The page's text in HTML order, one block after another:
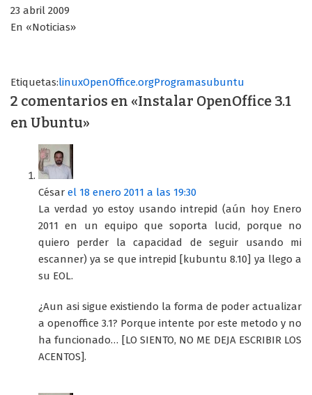
23 abril 2009
En «Noticias»
Etiquetas:linuxOpenOffice.orgProgramasubuntu
2 comentarios en «Instalar OpenOffice 3.1
en Ubuntu»
César el 18 enero 2011 a las 19:30
La verdad yo estoy usando intrepid (aún hoy Enero
2011 en un equipo que soporta lucid, porque no
quiero perder la capacidad de seguir usando mi
escanner) ya se que intrepid [kubuntu 8.10] ya llego a
su EOL.
¿Aun asi sigue existiendo la forma de poder actualizar
a openoffice 3.1? Porque intente por este metodo y no
ha funcionado… [LO SIENTO, NO ME DEJA ESCRIBIR LOS
ACENTOS].